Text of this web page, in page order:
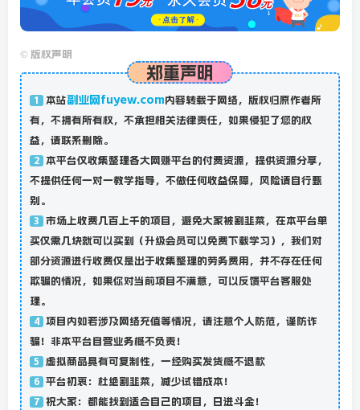
© 版权声明
郑重声明
1 本站副业网fuyew.com内容转载于网络，版权归原作者所
有，不拥有所有权，不承担相关法律责任，如果侵犯了您的权
益，请联系删除。
2
本平台仅收集整理各大网赚平台的付费资源，提供资源分享，
不提供任何一对一教学指导，不做任何收益保障，风险请自行甄
别。
3
市场上收费几百上千的项目，避免大家被割韭菜，在本平台单
买仅需几块就可以买到（升级会员可以免费下载学习），我们对
部分资源进行收费仅是出于收集整理的劳务费用，并不存在任何
欺骗的情况，如果你对当前项目不满意，可以反馈平台客服处
理。
4
项目内如若涉及网络充值等情况，请注意个人防范，谨防诈
骗！非本平台自营业务概不负责！
5 虚拟商品具有可复制性，一经购买发货概不退款
6 平台初衷：杜绝割韭菜，减少试错成本！
7 祝大家：都能找到适合自己的项目，日进斗金！